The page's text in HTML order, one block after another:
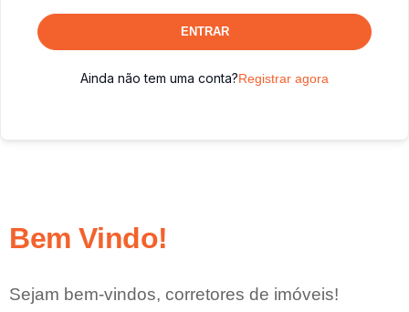
ENTRAR
Ainda não tem uma conta?Registrar agora
Bem Vindo!
Sejam bem-vindos, corretores de imóveis!